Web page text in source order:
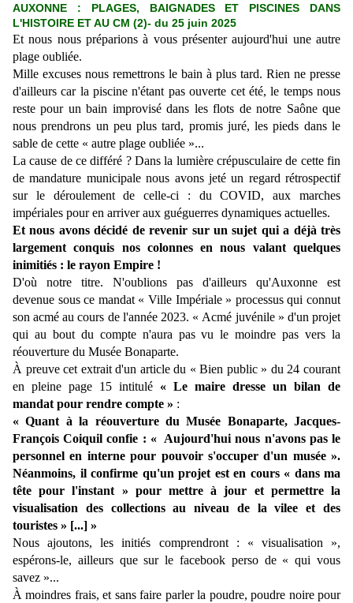
AUXONNE : PLAGES, BAIGNADES ET PISCINES DANS
L'HISTOIRE ET AU CM (2)- du 25 juin 2025
Et nous nous préparions à vous présenter aujourd'hui une autre
plage oubliée.
Mille excuses nous remettrons le bain à plus tard. Rien ne presse
d'ailleurs car la piscine n'étant pas ouverte cet été, le temps nous
reste pour un bain improvisé dans les flots de notre Saône que
nous prendrons un peu plus tard, promis juré, les pieds dans le
sable de cette « autre plage oubliée »...
La cause de ce différé ? Dans la lumière crépusculaire de cette fin
de mandature municipale nous avons jeté un regard rétrospectif
sur le déroulement de celle-ci : du COVID, aux marches
impériales pour en arriver aux guéguerres dynamiques actuelles.
Et nous avons décidé de revenir sur un sujet qui a déjà très
largement conquis nos colonnes en nous valant quelques
inimitiés : le rayon Empire !
D'où notre titre. N'oublions pas d'ailleurs qu'Auxonne est
devenue sous ce mandat « Ville Impériale » processus qui connut
son acmé au cours de l'année 2023. « Acmé juvénile » d'un projet
qui au bout du compte n'aura pas vu le moindre pas vers la
réouverture du Musée Bonaparte.
À preuve cet extrait d'un article du « Bien public » du 24 courant
en pleine page 15 intitulé « Le maire dresse un bilan de
mandat pour rendre compte » :
« Quant à la réouverture du Musée Bonaparte, Jacques-
François Coiquil confie : « Aujourd'hui nous n'avons pas le
personnel en interne pour pouvoir s'occuper d'un musée ».
Néanmoins, il confirme qu'un projet est en cours « dans ma
tête pour l'instant » pour mettre à jour et permettre la
visualisation des collections au niveau de la vilee et des
touristes » [...] »
Nous ajoutons, les initiés comprendront : « visualisation »,
espérons-le, ailleurs que sur le facebook perso de « qui vous
savez »...
À moindres frais, et sans faire parler la poudre, poudre noire pour